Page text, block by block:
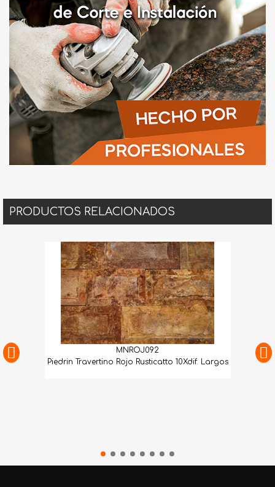
PRODUCTOS RELACIONADOS
MNROJ092
Piedrin Travertino Rojo Rusticatto 10Xdif. Largos